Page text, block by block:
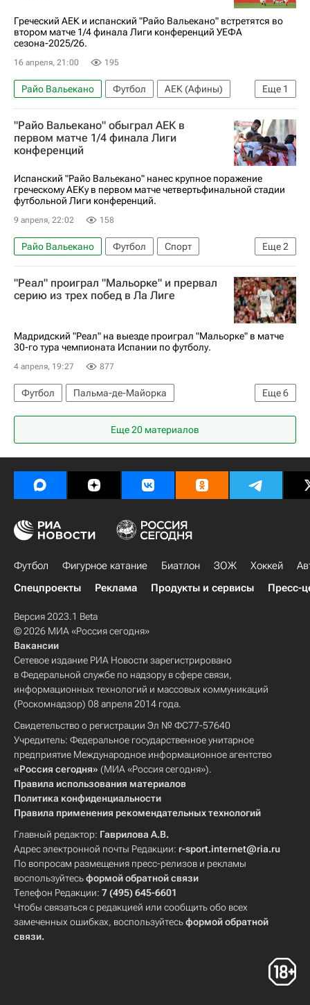
Греческий АЕК и испанский "Райо Вальекано" встретятся во
втором матче 1/4 финала Лиги конференций УЕФА
сезона-2025/26.
16 апреля, 21:00 195
Еще 1
Райо Вальекано Футбол
АЕК (Афины)
Анонсы и трансляции матчей
"Райо Вальекано" обыграл АЕК в
первом матче 1/4 финала Лиги
конференций
Испанский "Райо Вальекано" нанес крупное поражение
греческому АЕКу в первом матче четвертьфинальной стадии
футбольной Лиги конференций.
9 апреля, 22:02 158
Еще2
Райо Вальекано Футбол
Спорт
Унаи Лопес
АЕК (Афины)
"Реал" проиграл "Мальорке" и прервал
серию из трех побед в Ла Лиге
Мадридский "Реал" на выезде проиграл "Мальорке" в матче
30-го тура чемпионата Испании по футболу.
4 апреля, 19:27 877
Еще6
Футбол
Пальма-де-Майорка
Ведат Мурики
Реал Мадрид
Мальорка
Барселона
Чемпионат Испании по футболу
Еще 20 материалов
Футбол Фигурное катание Биатлон ЗОЖ Хоккей
Спецпроекты
Реклама Продукты и сервисы Пресс-
Версия 2023.1 Beta
© 2026 МИА «Россия сегодня»
Вакансии
Сетевое издание РИА Новости зарегистрировано
в Федеральной службе по надзору в сфере связи,
информационных технологий и массовых коммуникаций
(Роскомнадзор) 08 апреля 2014 года.
Свидетельство о регистрации Эл № ФС77-57640
Учредитель: Федеральное государственное унитарное
предприятие Международное информационное агентство
«Россия сегодня» (МИА «Россия сегодня»).
Правила использования материалов
Политика конфиденциальности
Правила применения рекомендательных технологий
Главный редактор: Гаврилова А.В.
Адрес электронной почты Редакции: r-sport.internet@ria.ru
По вопросам размещения пресс-релизов и рекламы
воспользуйтесьформой обратной связи
Телефон Редакции: 7 (495) 645-6601
Чтобы связаться с редакцией или сообщить обо всех
замеченных ошибках, воспользуйтесьформой обратной
связи.